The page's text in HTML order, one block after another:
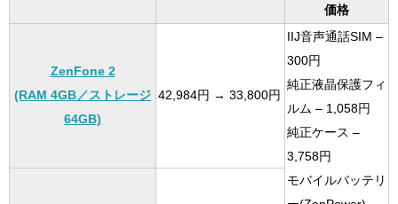
価格
ZenFone 2
(RAM 4GB／ストレージ
64GB)
42,984円 → 33,800円
IIJ音声通話SIM –
300円
純正液晶保護フィ
ルム – 1,058円
純正ケース –
3,758円
モバイルバッテリ